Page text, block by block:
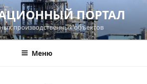
ПОРТАЛ
производственных объектов
Меню